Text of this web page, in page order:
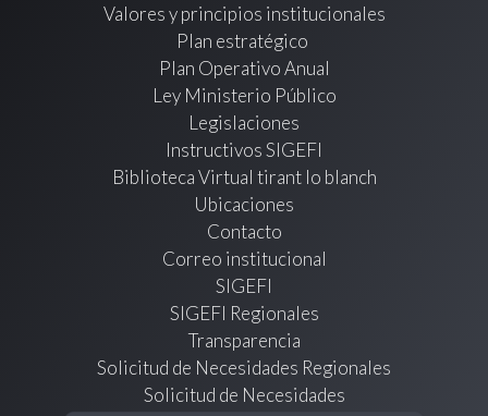
Valores y principios institucionales
Plan estratégico
Plan Operativo Anual
Ley Ministerio Público
Legislaciones
Instructivos SIGEFI
Biblioteca Virtual tirant lo blanch
Ubicaciones
Contacto
Correo institucional
SIGEFI
SIGEFI Regionales
Transparencia
Solicitud de Necesidades Regionales
Solicitud de Necesidades